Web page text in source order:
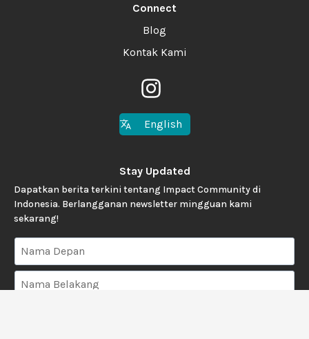
Connect
Blog
Kontak Kami
English
Stay Updated
Dapatkan berita terkini tentang Impact Community di
Indonesia. Berlangganan newsletter mingguan kami
sekarang!